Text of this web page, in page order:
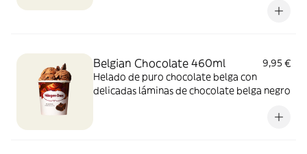
Belgian Chocolate 460ml
9,95 €
Helado de puro chocolate belga con
delicadas láminas de chocolate belga negro